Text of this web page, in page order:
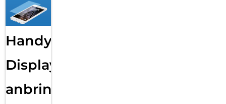
Handy
Displayfolie
anbringen